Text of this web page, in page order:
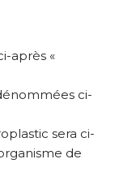
après «
ci-
sera ci-
de